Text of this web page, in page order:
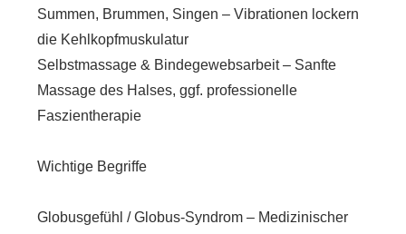
Summen, Brummen, Singen – Vibrationen lockern
die Kehlkopfmuskulatur
Selbstmassage & Bindegewebsarbeit – Sanfte
Massage des Halses, ggf. professionelle
Faszientherapie
Wichtige Begriffe
Globusgefühl / Globus-Syndrom – Medizinischer